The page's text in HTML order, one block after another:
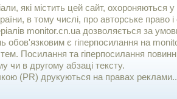
які містить цей сайт, охороняються у
в тому числі, про авторське право і
monitor.cn.ua дозволяється за
обов'язковим є гiперпосилання на
Посилання та гіперпосилання
чи в другому абзаці тексту.
(PR) друкуються на правах реклами..